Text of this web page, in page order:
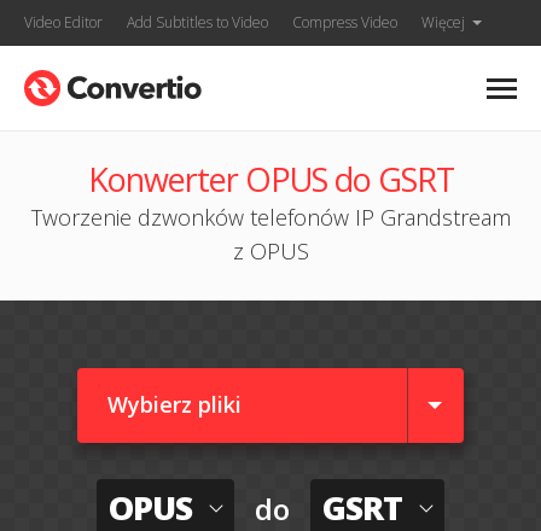
Video Editor Add Subtitles to Video Compress Video Więcej
Konwerter OPUS do GSRT
Tworzenie dzwonków telefonów IP Grandstream
z OPUS
Wybierz pliki
OPUS do GSRT